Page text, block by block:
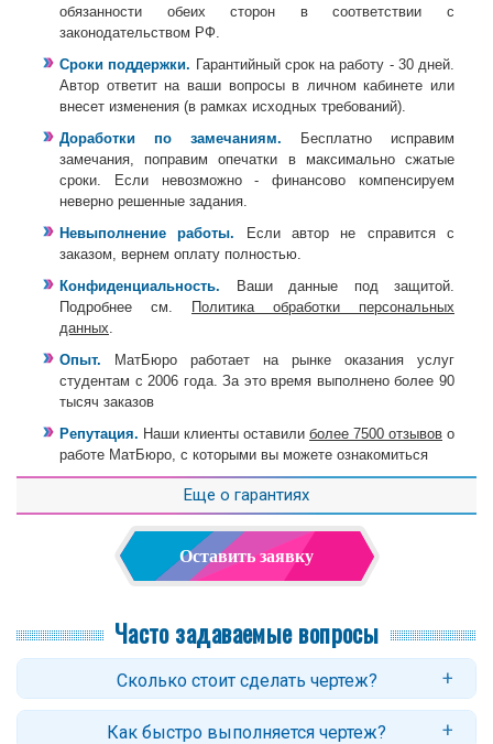
обязанности обеих сторон в соответствии с
законодательством РФ.
Сроки поддержки. Гарантийный срок на работу - 30 дней.
Автор ответит на ваши вопросы в личном кабинете или
внесет изменения (в рамках исходных требований).
Доработки по замечаниям. Бесплатно исправим
замечания, поправим опечатки в максимально сжатые
сроки. Если невозможно - финансово компенсируем
неверно решенные задания.
Невыполнение работы. Если автор не справится с
заказом, вернем оплату полностью.
Конфиденциальность. Ваши данные под защитой.
Подробнее см.
Политика обработки персональных
данных
Опыт. МатБюро работает на рынке оказания услуг
студентам с 2006 года. За это время выполнено более 90
тысяч заказов
Репутация. Наши клиенты оставили более 7500 отзывов о
работе МатБюро, с которыми вы можете ознакомиться
Еще о гарантиях
Оставить заявку
Часто задаваемые вопросы
Сколько стоит сделать чертеж?
Цены на решение инженерной графики начинаются от 300 рублей.
Стоимость работы зависит от заданий, сложности, объема работы
Как быстро выполняется чертеж?